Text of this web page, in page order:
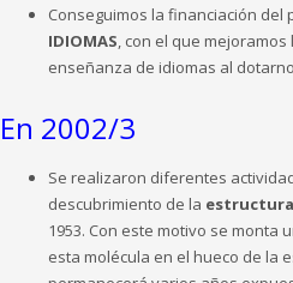
Conseguimos la financiación del
IDIOMAS , con el que
enseñanza de idiomas al
En 2002/3
Se realizaron diferentes
descubrimiento de la estructura
1953. Con este motivo se monta
esta molécula en el hueco de la